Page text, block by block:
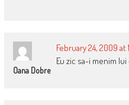
Oana Dobre
February 24, 2009 at
Eu zic sa-i menim